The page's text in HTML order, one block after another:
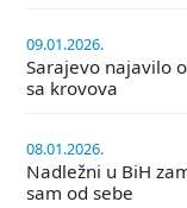
09.01.2026.
Sarajevo najavilo
sa krovova
08.01.2026.
Nadležni u BiH
sam od sebe